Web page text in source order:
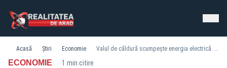
Acasă Știri Economie Valul de căldură scumpește energia electrică. România are cele mai mari prețuri din zonă - ANALIZĂ
ECONOMIE· 1 min citire